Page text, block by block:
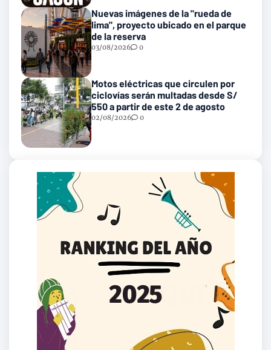
Nuevas imágenes de la "rueda de
lima", proyecto ubicado en el parque
de la reserva
03/08/2026 0
Motos eléctricas que circulen por
ciclovías serán multadas desde S/
550 a partir de este 2 de agosto
02/08/2026 0